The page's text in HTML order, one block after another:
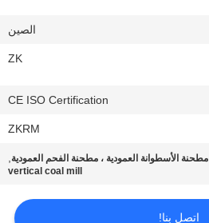
الصين
ZK
CE ISO Certification
ZKRM
مطحنة الأسطوانة العمودية ، مطحنة الفحم العمودية,
vertical coal mill
اتصل بنا!